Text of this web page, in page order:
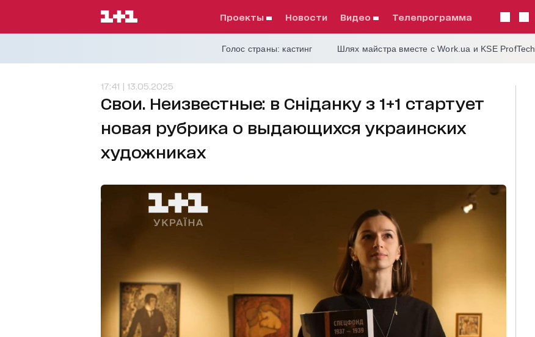
проекты Новости видео телепрограмма
Голос страны: кастинг Шлях майстра вместе с Work.ua и KSE ProfTech
17:41 | 13.05.2025
Свои. Неизвестные: в Сніданку з 1+1 стартует
новая рубрика о выдающихся украинских
художниках